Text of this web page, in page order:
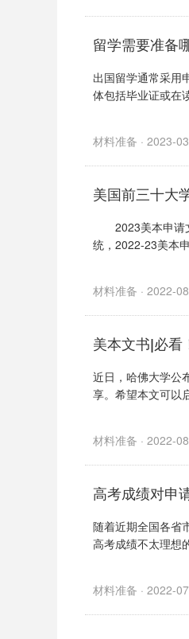
留学需要准备
出国留学通常采用
体包括毕业证或在
材料准备 · 2023-
美国前三十大
2023美本申请
统，2022-23美本
材料准备 · 2022-
美本文书|必看
近日，哈佛大学公
享。希望本文可以
材料准备 · 2022-
高考成绩对申
随着近期全国各省
高考成绩不太理想
材料准备 · 2022-